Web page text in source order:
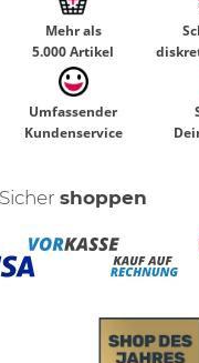
Mehr als
5.000 Artikel
Umfassender
Kundenservice
Sicher shoppen